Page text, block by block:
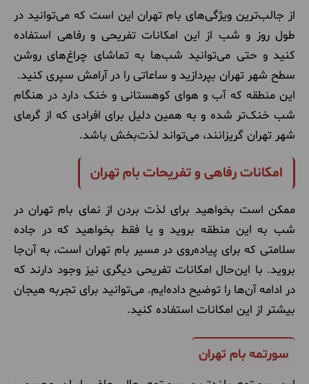
از جالب‌ترین ویژگی‌های بام تهران این است که می‌توانید در
طول روز و شب از این امکانات تفریحی و رفاهی استفاده
کنید و حتی می‌توانید شب‌ها به تماشای چراغ‌های روشن
سطح شهر تهران بپردازید و ساعاتی را در آرامش سپری کنید.
این منطقه که آب و هوای کوهستانی و خنک دارد در هنگام
شب خنک‌تر شده و به همین دلیل برای افرادی که از گرمای
شهر تهران گریزانند، می‌تواند لذت‌بخش باشد.
امکانات رفاهی و تفریحات بام تهران
ممکن است بخواهید برای لذت بردن از نمای بام تهران در
شب به این منطقه بروید و یا فقط بخواهید که در جاده
سلامتی که برای پیاده‌روی در مسیر بام تهران است، به آن‌جا
بروید. با این‌حال امکانات تفریحی دیگری نیز وجود دارند که
در ادامه آن‌ها را توضیح داده‌ایم. می‌توانید برای تجربه هیجان
بیشتر از این امکانات استفاده کنید.
سورتمه بام تهران